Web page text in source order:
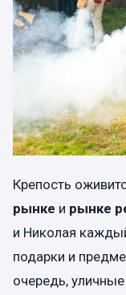
Крепость
рынке и рынке
и Николая
подарки и
очередь,